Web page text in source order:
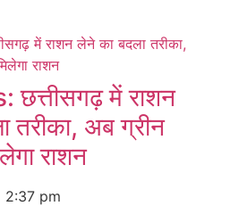
छत्तीसगढ़ में राशन
तरीका, अब ग्रीन
राशन
2:37 pm